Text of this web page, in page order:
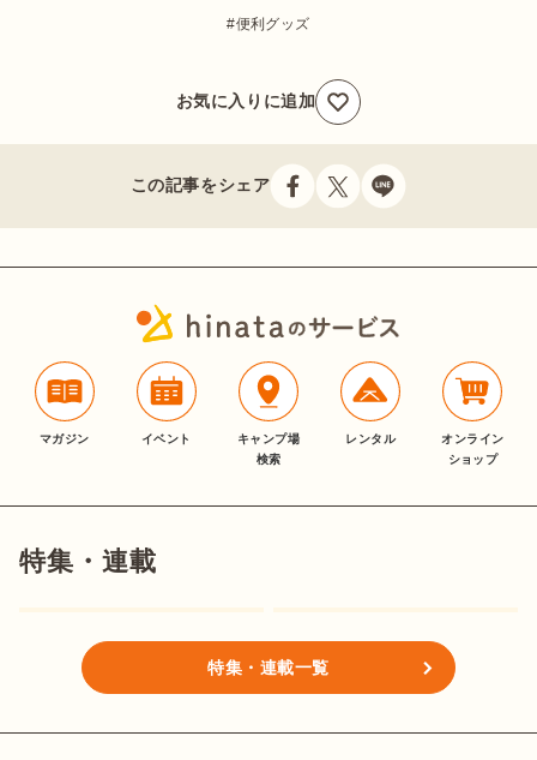
便利グッズ
お気に入りに追加
この記事をシェア
マガジン イベント
キャンプ場
検索
レンタル
オンライン
ショップ
特集・連載
特集・連載一覧